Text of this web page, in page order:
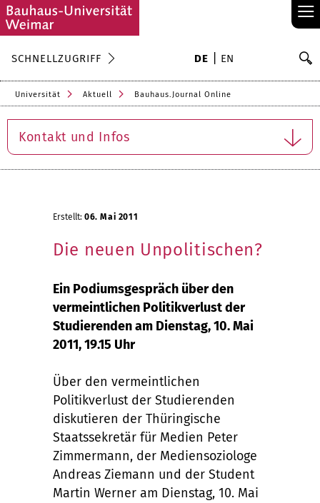
≡
SCHNELLZUGRIFF DE EN
Universität Aktuell Bauhaus.Journal Online
Kontakt und Infos
Erstellt: 06. Mai 2011
Die neuen Unpolitischen?
Ein Podiumsgespräch über den
vermeintlichen Politikverlust der
Studierenden am Dienstag, 10. Mai
2011, 19.15 Uhr
Über den vermeintlichen
Politikverlust der Studierenden
diskutieren der Thüringische
Staatssekretär für Medien Peter
Zimmermann, der Mediensoziologe
Andreas Ziemann und der Student
Martin Werner am Dienstag, 10. Mai